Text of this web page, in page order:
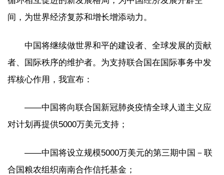
间，为世界经济复苏和增长增添动力。
中国将继续做世界和平的建设者、全球发展的贡献
者、国际秩序的维护者。为支持联合国在国际事务中发
挥核心作用，我宣布：
——中国将向联合国新冠肺炎疫情全球人道主义应
对计划再提供5000万美元支持；
——中国将设立规模5000万美元的第三期中国－联
合国粮农组织南南合作信托基金；